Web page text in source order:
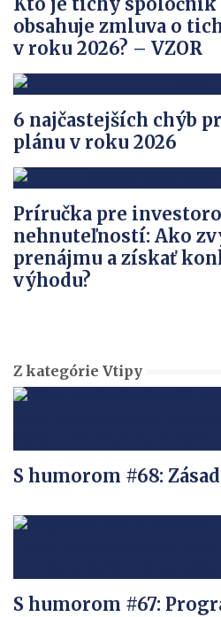
obsahuje zmluva o
v roku 2026? – VZOR
6 najčastejších chýb
plánu v roku 2026
Príručka pre
nehnuteľností: Ako
prenájmu a získať
výhodu?
Z kategórie Vtipy
S humorom #68:
S humorom #67: